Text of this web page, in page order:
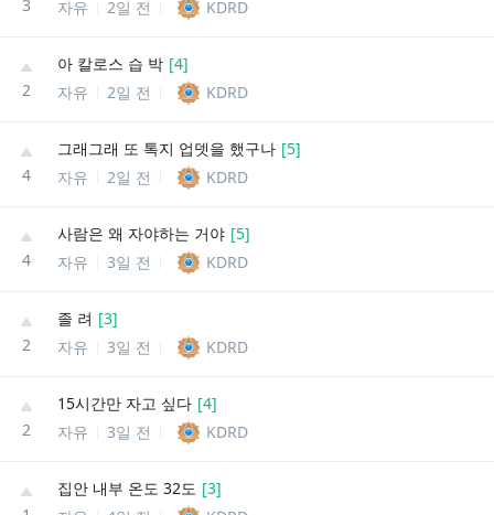
3
자유
2일 전 KDRD
2
아 칼로스 습 박 [4]
자유
2일 전 KDRD
4
그래그래 또 톡지 업뎃을 했구나 [5]
자유
2일 전 KDRD
4
사람은 왜 자야하는 거야 [5]
자유
3일 전 KDRD
2
졸 려 [3]
자유
3일 전 KDRD
2
15시간만 자고 싶다 [4]
자유
3일 전 KDRD
집안 내부 온도 32도 [3]